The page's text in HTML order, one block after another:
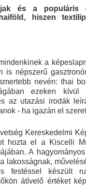
és a populáris
hiszen
a
is népszerű
nevén: thai
ezeken
az utazási irodák
- ha igazán el
Kereskedelmi
hozta el a Kiscelli
A
lakosságnak,
festéssel készült
átívelő értéket